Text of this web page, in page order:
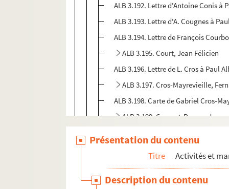
ALB 3.192. Lettre d'Antoine Conis à
ALB 3.193. Lettre d'A. Cougnes à
ALB 3.194. Lettre de François
ALB 3.195. Court, Jean Félicien
ALB 3.196. Lettre de L. Cros à Paul
ALB 3.197. Cros-Mayrevieille,
ALB 3.198. Carte de Gabriel Cros-
ALB 3.199. Crouzat-Rouzaud
E
F
Présentation du contenu
Titre Activités et
Description du contenu